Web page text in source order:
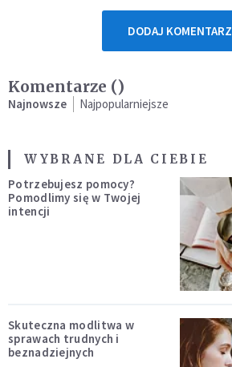
DODAJ KOMENTARZ
Komentarze ()
Najnowsze Najpopularniejsze
WYBRANE DLA CIEBIE
Potrzebujesz pomocy?
Pomodlimy się w Twojej
intencji
Skuteczna modlitwa w
sprawach trudnych i
beznadziejnych